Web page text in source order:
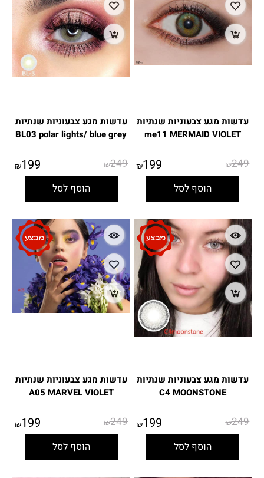
עדשות מגע צבעוניות שנתיות
me11 MERMAID VIOLET
₪249
₪199
הוסף לסל
עדשות מגע צבעוניות שנתיות
BL03 polar lights/ blue grey
₪249
₪199
הוסף לסל
עדשות מגע צבעוניות שנתיות
C4 MOONSTONE
₪249
₪199
הוסף לסל
עדשות מגע צבעוניות שנתיות
A05 MARVEL VIOLET
₪249
₪199
הוסף לסל